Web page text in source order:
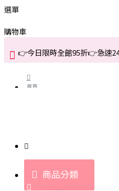
選單
購物車
👉今日限時全館95折👉急速
首頁
商品分類